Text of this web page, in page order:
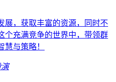
展，获取丰富的资源，同时不
个充满竞争的世界中，带领群
与策略！